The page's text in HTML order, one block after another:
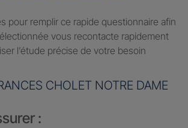
pour remplir ce rapide questionnaire afin
vous recontacte rapidement
l’étude précise de votre besoin
CHOLET NOTRE DAME
: